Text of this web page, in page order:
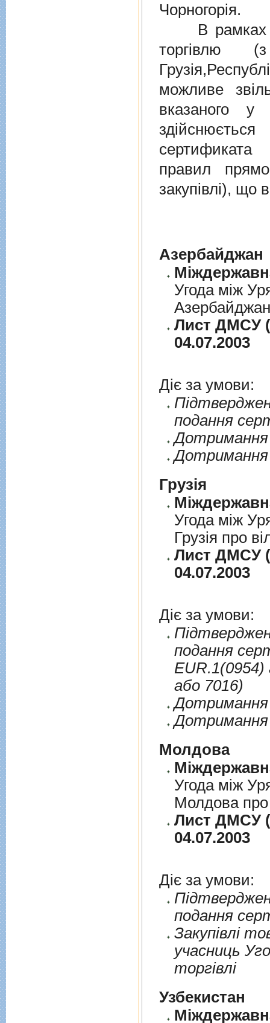
Чорногорія.
В рамках
торгiвлю
можливе
вказаного у
правил
закупівлі), що
Азербайджан
Угода між
Лист ДМСУ
04.07.2003
Діє за умови:
подання
Дотримання
Дотримання
Грузія
Угода між
Грузія про
Лист ДМСУ
04.07.2003
Діє за умови:
подання
EUR.1(0954)
або 7016)
Дотримання
Дотримання
Молдова
Угода між
Молдова про
Лист ДМСУ
04.07.2003
Діє за умови:
подання
Закупiвлi
учасниць
торгiвлi
Узбекистан